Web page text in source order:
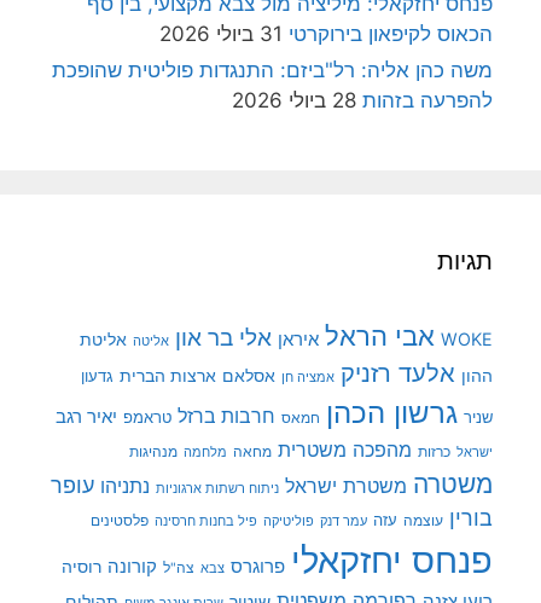
הכאוס לקיפאון בירוקרטי 31 ביולי 2026
משה כהן אליה: רל"ביזם: התנגדות פוליטית שהופכת
להפרעה בזהות 28 ביולי 2026
תגיות
WOKE אבי הראל איראן אלי בר און אליטה אליטת
ההון אלעד רזניק אמציה חן אסלאם ארצות הברית גדעון
שניר גרשון הכהן חמאס חרבות ברזל טראמפ יאיר רגב
ישראל כרזות מהפכה משטרית מחאה מלחמה מנהיגות
משטרה משטרת ישראל ניתוח רשתות ארגוניות נתניהו עופר
בורין עוצמה עזה עמר דנק פוליטיקה פיל בחנות חרסינה פלסטינים
פנחס יחזקאלי פרוגרס צבא צה"ל קורונה רוסיה